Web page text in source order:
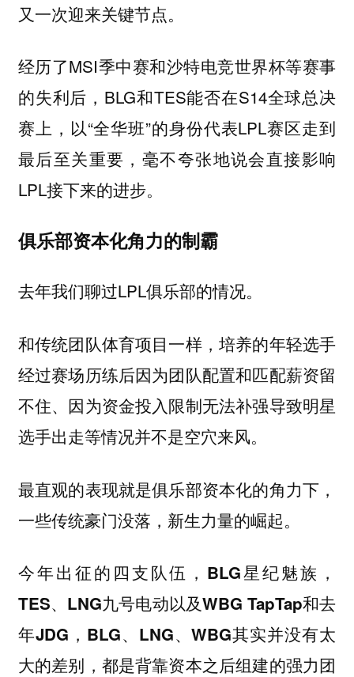
又一次迎来关键节点。
经历了MSI季中赛和沙特电竞世界杯等赛事
的失利后，BLG和TES能否在S14全球总决
赛上，以“全华班”的身份代表LPL赛区走到
最后至关重要，毫不夸张地说会直接影响
LPL接下来的进步。
俱乐部资本化角力的制霸
去年我们聊过LPL俱乐部的情况。
和传统团队体育项目一样，培养的年轻选手
经过赛场历练后因为团队配置和匹配薪资留
不住、因为资金投入限制无法补强导致明星
选手出走等情况并不是空穴来风。
最直观的表现就是俱乐部资本化的角力下，
一些传统豪门没落，新生力量的崛起。
今年出征的四支队伍，BLG星纪魅族，
TES、LNG九号电动以及WBG TapTap和去
年JDG，BLG、LNG、WBG其实并没有太
大的差别，都是背靠资本之后组建的强力团